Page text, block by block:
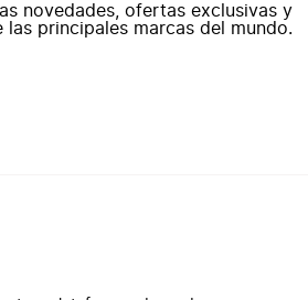
novedades, ofertas exclusivas y
principales marcas del mundo.